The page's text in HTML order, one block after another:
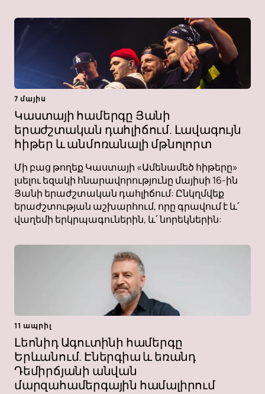
7 մայիս
Կաստայի համերգը Յանի
երաժշտական ​​դահլիճում. Լավագույն
հիթեր և անմոռանալի մթնոլորտ
Մի բաց թողեք Կաստայի «Ամենամեծ հիթերը»
լսելու եզակի հնարավորությունը մայիսի 16-ին
Յանի երաժշտական ​​դահլիճում: Ընկղմվեք
երաժշտության աշխարհում, որը գրավում է և՛
վաղեմի երկրպագուներին, և՛ նորեկներին:
11 ապրիլ
Լեոնիդ Ագուտինի համերգը
Երևանում. Էներգիա և եռանդ
Դեմիրճյանի անվան
մարզահամերգային համալիրում